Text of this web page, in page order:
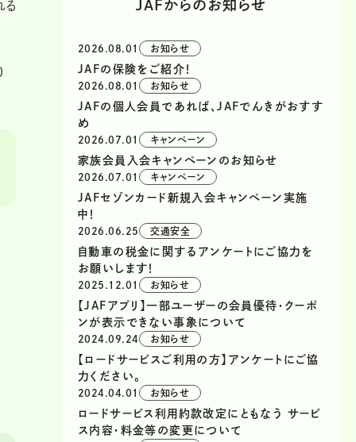
る JAFからのお知らせ
2026.08.01 お知らせ
JAFの保険をご紹介！
2026.08.01 お知らせ
JAFの個人会員であれば、JAFでんきがおすす
め
2026.07.01 キャンペーン
家族会員入会キャンペーンのお知らせ
2026.07.01 キャンペーン
JAFセゾンカード新規入会キャンペーン実施
中！
2026.06.25 交通安全
自動車の税金に関するアンケートにご協力を
お願いします！
2025.12.01 お知らせ
【JAFアプリ】一部ユーザーの会員優待・クーポ
ンが表示できない事象について
2024.09.24 お知らせ
【ロードサービスご利用の方】アンケートにご協
力ください。
2024.04.01 お知らせ
ロードサービス利用約款改定にともなう サービ
ス内容・料金等の変更について